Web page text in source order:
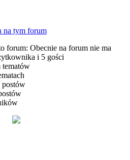
na tym forum
forum: Obecnie na forum nie ma
i 5 gości
postów